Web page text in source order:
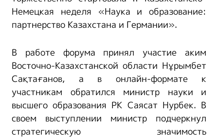
Немецкая неделя «Наука и образование:
партнерство Казахстана и Германии».
В работе форума принял участие аким
Восточно-Казахстанской области Нұрымбет
Сақтағанов, а в онлайн-формате к
участникам обратился министр науки и
высшего образования РК Саясат Нурбек. В
своем выступлении министр подчеркнул
стратегическую значимость